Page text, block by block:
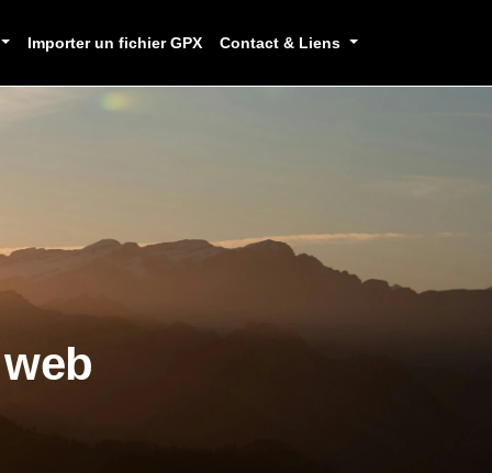
Importer un fichier GPX Contact & Liens